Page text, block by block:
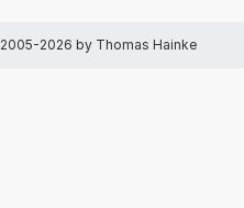
2026 by Thomas Hainke